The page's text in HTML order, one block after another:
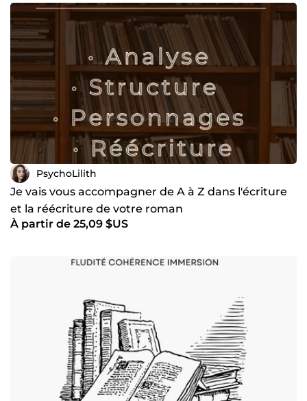
PsychoLilith
Je vais vous accompagner de A à Z dans l'écriture
et la réécriture de votre roman
À partir de 25,09 $US